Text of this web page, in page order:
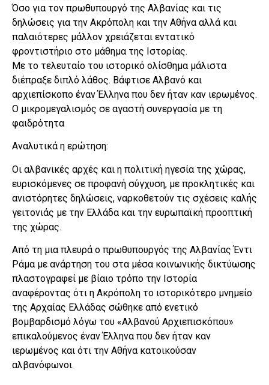
Όσο για τον πρωθυπουργό της Αλβανίας και τις
δηλώσεις για την Ακρόπολη και την Αθήνα αλλά και
παλαιότερες μάλλον χρειάζεται εντατικό
φροντιστήριο στο μάθημα της Ιστορίας.
Με το τελευταίο του ιστορικό ολίσθημα μάλιστα
διέπραξε διπλό λάθος. Βάφτισε Αλβανό και
αρχιεπίσκοπο έναν Έλληνα που δεν ήταν καν ιερωμένος.
Ο μικρομεγαλισμός σε αγαστή συνεργασία με τη
φαιδρότητα
Αναλυτικά η ερώτηση:
Οι αλβανικές αρχές και η πολιτική ηγεσία της χώρας,
ευρισκόμενες σε προφανή σύγχυση, με προκλητικές και
ανιστόρητες δηλώσεις, ναρκοθετούν τις σχέσεις καλής
γειτονιάς με την Ελλάδα και την ευρωπαϊκή προοπτική
της χώρας.
Από τη μια πλευρά ο πρωθυπουργός της Αλβανίας Έντι
Ράμα με ανάρτηση του στα μέσα κοινωνικής δικτύωσης
πλαστογραφεί με βίαιο τρόπο την Ιστορία
αναφέροντας ότι η Ακρόπολη το ιστορικότερο μνημείο
της Αρχαίας Ελλάδας σώθηκε από ενετικό
βομβαρδισμό λόγω του «Αλβανού Αρχιεπισκόπου»
επικαλούμενος έναν Έλληνα που δεν ήταν καν
ιερωμένος και ότι την Αθήνα κατοικούσαν
αλβανόφωνοι.